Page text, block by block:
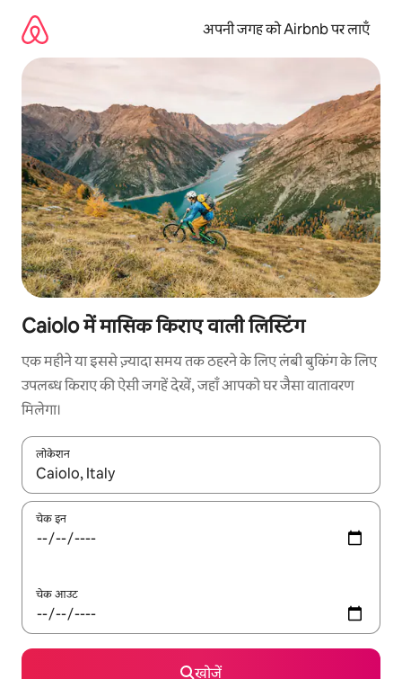
छोड़कर
सीधा
कॉन्टेंट
अपनी जगह को Airbnb पर लाएँ
Caiolo में मासिक किराए वाली लिस्टिंग
एक महीने या इससे ज़्यादा समय तक ठहरने के लिए लंबी बुकिंग के लिए
उपलब्ध किराए की ऐसी जगहें देखें, जहाँ आपको घर जैसा वातावरण
मिलेगा।
लोकेशन
नतीजों के उपलब्ध होने पर, अप और डाउन 'ऐरो की' का इस्तेमाल करके नेविगेट
चेक इन
चेक आउट
खोजें